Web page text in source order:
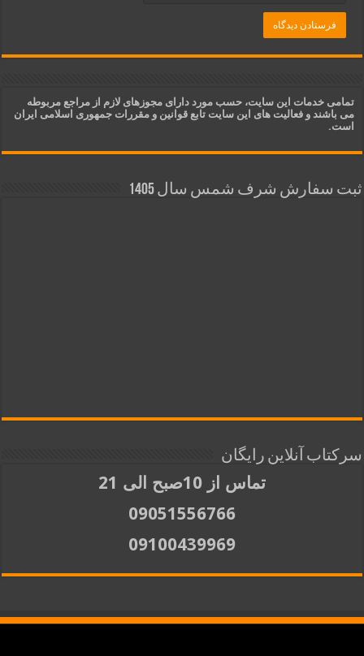
تمامی خدمات این سایت، حسب مورد دارای مجوزهای لازم از مراجع مربوطه
می باشند و فعالیت های این سایت تابع قوانین و مقررات جمهوری اسلامی ایران
است.
ثبت سفارش شرف شمس سال 1405
سرکتاب آنلاین رایگان
تماس از 10صبح الی 21
09051556766
09100439969